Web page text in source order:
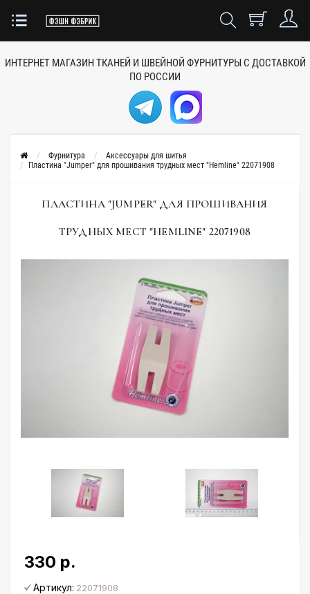
ИНТЕРНЕТ МАГАЗИН ТКАНЕЙ И ШВЕЙНОЙ ФУРНИТУРЫ С ДОСТАВКОЙ
ПО РОССИИ
Фурнитура
Аксессуары для шитья
Пластина "Jumper" для прошивания трудных мест "Hemline" 22071908
ПЛАСТИНА "JUMPER" ДЛЯ ПРОШИВАНИЯ
ТРУДНЫХ МЕСТ "HEMLINE" 22071908
330 р.
Артикул: 22071908